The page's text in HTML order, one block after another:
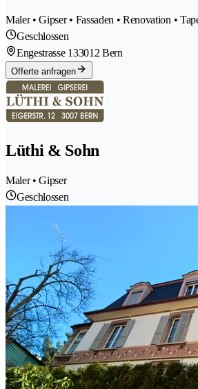
Maler • Gipser • Fassaden • Renovation •
Geschlossen
Engestrasse 133012 Bern
Offerte anfragen
Lüthi & Sohn
Maler • Gipser
Geschlossen